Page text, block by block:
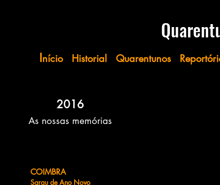
Início Historial Quarentunos
2016
As nossas memórias
COIMBRA
Sarau de Ano Novo